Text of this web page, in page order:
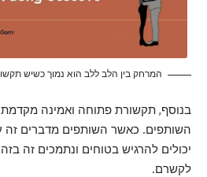
המרחק בין הלב ללב הוא נמוך כשיש
בנוסף, תקשורת פתוחה ואמינה מקדמת
השותפים. כאשר השותפים מדברים זה
יכולים להרגיש בטוחים ונתמכים זה
לקשרם.